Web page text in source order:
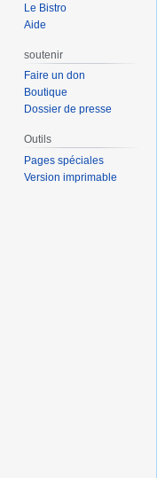
Le Bistro
Aide
soutenir
Faire un don
Boutique
Dossier de presse
Outils
Pages spéciales
Version imprimable